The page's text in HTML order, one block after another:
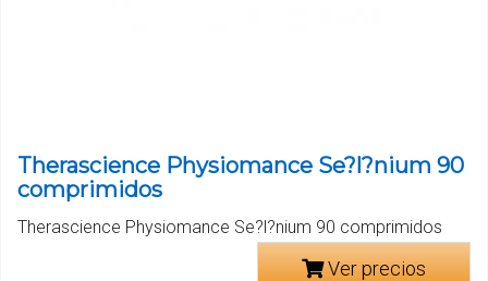
Therascience Physiomance Se?l?nium 90
comprimidos
Therascience Physiomance Se?l?nium 90 comprimidos
Ver precios